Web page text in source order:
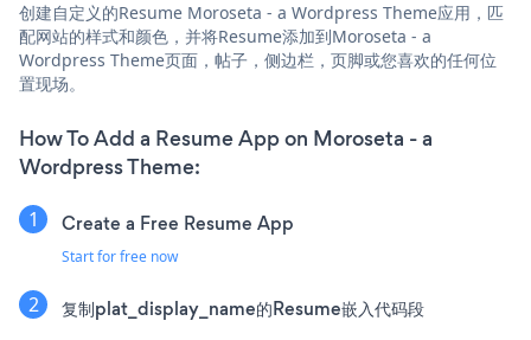
创建自定义的Resume Moroseta - a Wordpress Theme应用，匹
配网站的样式和颜色，并将Resume添加到Moroseta - a
Wordpress Theme页面，帖子，侧边栏，页脚或您喜欢的任何位
置现场。
How To Add a Resume App on Moroseta - a
Wordpress Theme:
Create a Free Resume App
Start for free now
复制plat_display_name的Resume嵌入代码段